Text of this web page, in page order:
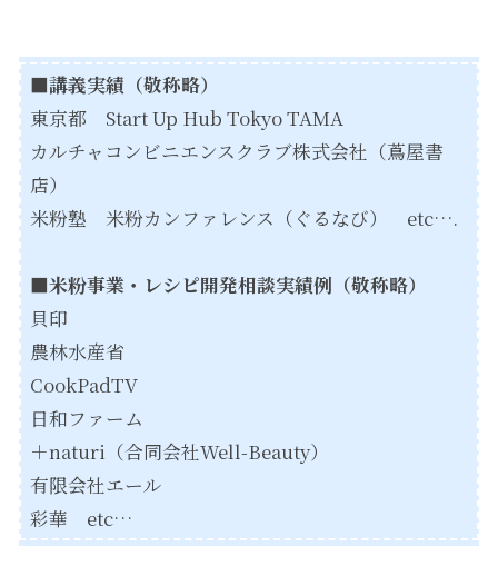
■講義実績（敬称略）
東京都 Start Up Hub Tokyo TAMA
カルチャコンビニエンスクラブ株式会社（蔦屋書
店）
米粉塾 米粉カンファレンス（ぐるなび） etc….
■米粉事業・レシピ開発相談実績例（敬称略）
貝印
農林水産省
CookPadTV
日和ファーム
＋naturi（合同会社Well-Beauty）
有限会社エール
彩華 etc…